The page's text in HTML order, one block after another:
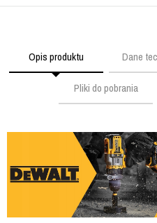
Opis produktu Dane
Pliki do pobrania